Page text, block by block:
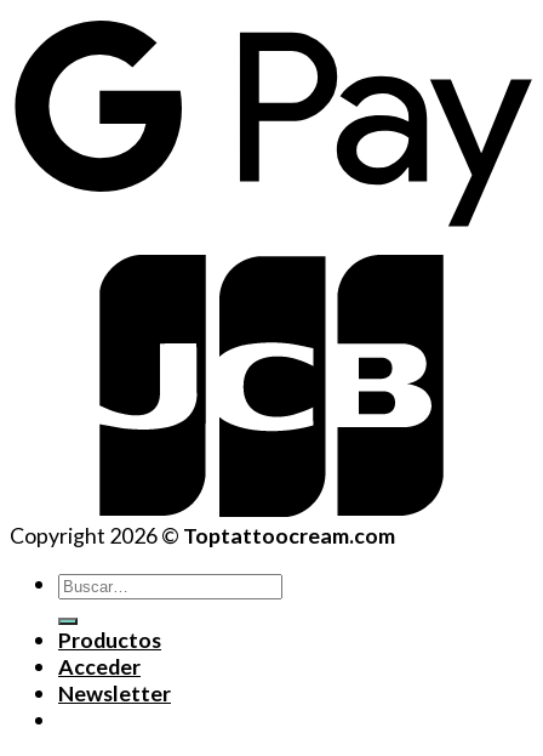
Copyright 2026 © Toptattoocream.com
Buscar
Productos
Acceder
Newsletter